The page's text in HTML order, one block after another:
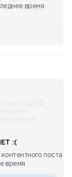
Научный
время
12.4k 12:45
:(
поста
время